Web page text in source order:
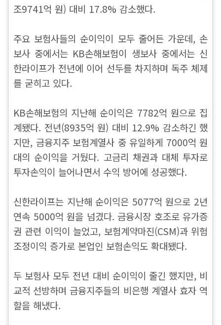
조9741억 원) 대비 17.8% 감소했다.
주요 보험사들의 순이익이 모두 줄어든 가운데, 손
보사 중에서는 KB손해보험이 생보사 중에서는 신
한라이프가 전년에 이어 선두를 차지하며 독주 체제
를 굳히고 있다.
KB손해보험의 지난해 순이익은 7782억 원으로 집
계됐다. 전년(8935억 원) 대비 12.9% 감소하긴 했
지만, 금융지주 보험계열사 중 유일하게 7000억 원
대의 순이익을 거뒀다. 고금리 채권과 대체 투자로
투자손익이 늘어나면서 수익 방어에 성공했다.
신한라이프는 지난해 순이익은 5077억 원으로 2년
연속 5000억 원을 넘겼다. 금융시장 호조로 유가증
권 관련 이익이 늘었고, 보험계약마진(CSM)과 위험
조정이익 증가로 본업인 보험손익도 확대됐다.
두 보험사 모두 전년 대비 순이익이 줄긴 했지만, 비
교적 선방하며 금융지주들의 비은행 계열사 효자 역
할을 해냈다.